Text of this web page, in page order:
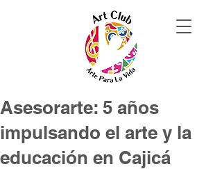
Asesorarte: 5 años
impulsando el arte y la
educación en Cajicá